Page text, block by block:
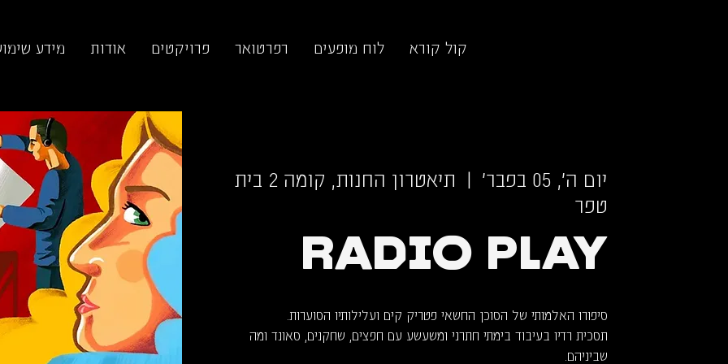
קול קורא לוח מופעים רפרטואר פרויקטים אודות מידע
יום ה׳, 05 בפבר׳
  |
תיאטרון החנות, קומה 2 בית
טפר
RADIO PLAY
תסכית רדיו בעיבוד בימתי חתרני ומשעשע עם חפצים, שחקנים, סאונד ומה